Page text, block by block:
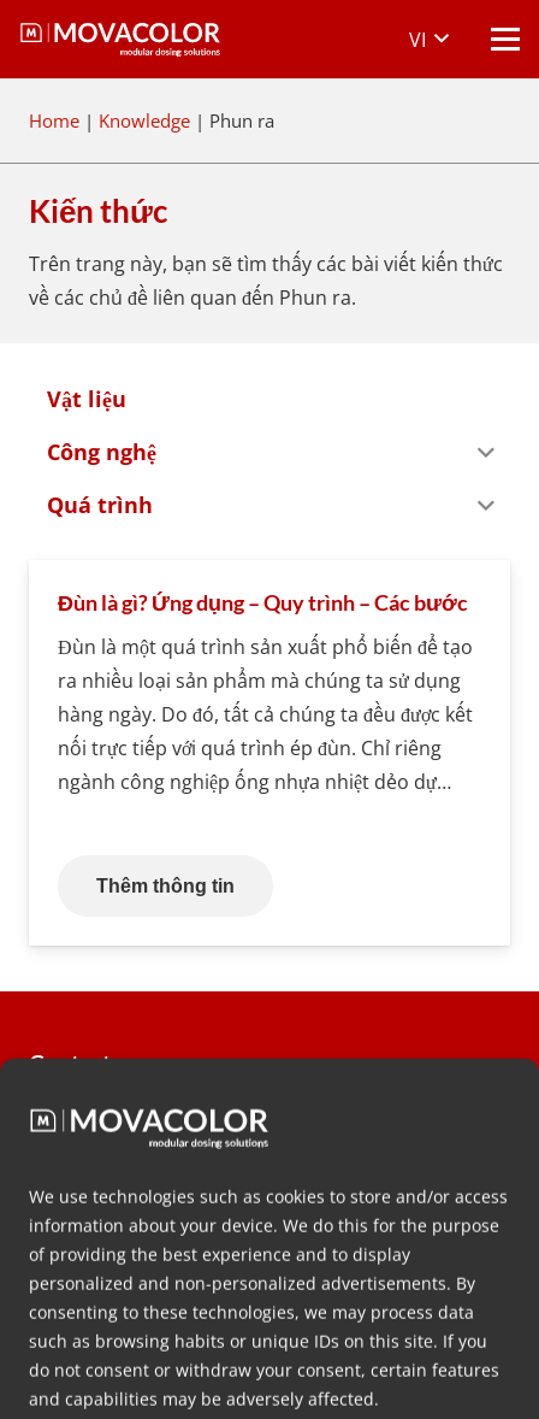
We use technologies such as cookies to store and/or access
information about your device. We do this for the purpose
of providing the best experience and to display
personalized and non-personalized advertisements. By
consenting to these technologies, we may process data
such as browsing habits or unique IDs on this site. If you
do not consent or withdraw your consent, certain features
and capabilities may be adversely affected.
VI
Home | Knowledge | Phun ra
Kiến thức
Trên trang này, bạn sẽ tìm thấy các bài viết kiến thức
về các chủ đề liên quan đến Phun ra.
Vật liệu
Công nghệ
Quá trình
Đùn là gì? Ứng dụng – Quy trình – Các bước
Đùn là một quá trình sản xuất phổ biến để tạo
ra nhiều loại sản phẩm mà chúng ta sử dụng
hàng ngày. Do đó, tất cả chúng ta đều được kết
nối trực tiếp với quá trình ép đùn. Chỉ riêng
ngành công nghiệp ống nhựa nhiệt dẻo dự…
Thêm thông tin
Contact
Have any questions? Give us a call or email us
+31 515 570 020
info@movacolor.com
Address
Wolkammersstraat 5